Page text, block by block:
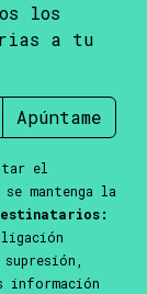
los
a tu
Apúntame
el
mantenga la